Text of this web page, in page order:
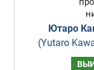
Ютаро
(Yutaro